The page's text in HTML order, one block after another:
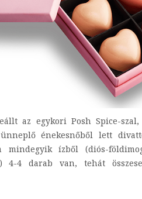
az egykori Posh Spice-
énekesnőből lett
mindegyik ízből (diós-
4-4 darab van, tehát